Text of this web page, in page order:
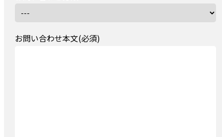
お問い合わせ本文(必須)